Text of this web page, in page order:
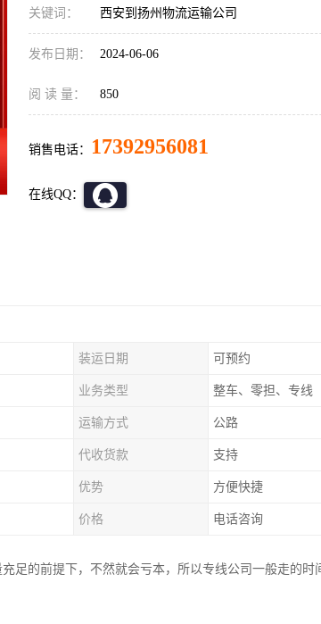
关键词： 西安到扬州物流运输公司
发布日期： 2024-06-06
阅 读 量： 850
销售电话： 17392956081
在线QQ：
装运日期 可预约
业务类型 整车、零担、专线
运输方式 公路
代收货款 支持
优势 方便快捷
价格 电话咨询
足的前提下，不然就会亏本，所以专线公司一般走的时